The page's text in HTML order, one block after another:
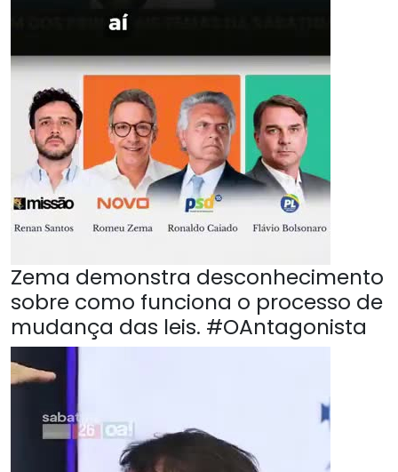
Zema demonstra desconhecimento
sobre como funciona o processo de
mudança das leis. #OAntagonista